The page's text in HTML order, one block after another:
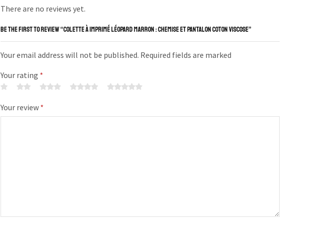
There are no reviews yet.
BE THE FIRST TO REVIEW “COLETTE À IMPRIMÉ LÉOPARD MARRON : CHEMISE ET PANTALON COTON VISCOSE”
Your email address will not be published. Required fields are marked
Your rating *
Your review *